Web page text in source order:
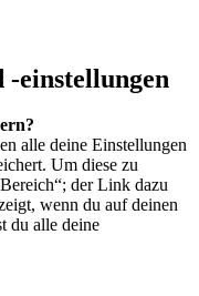
-einstellungen
alle deine Einstellungen
Um diese zu
der Link dazu
wenn du auf deinen
du alle deine